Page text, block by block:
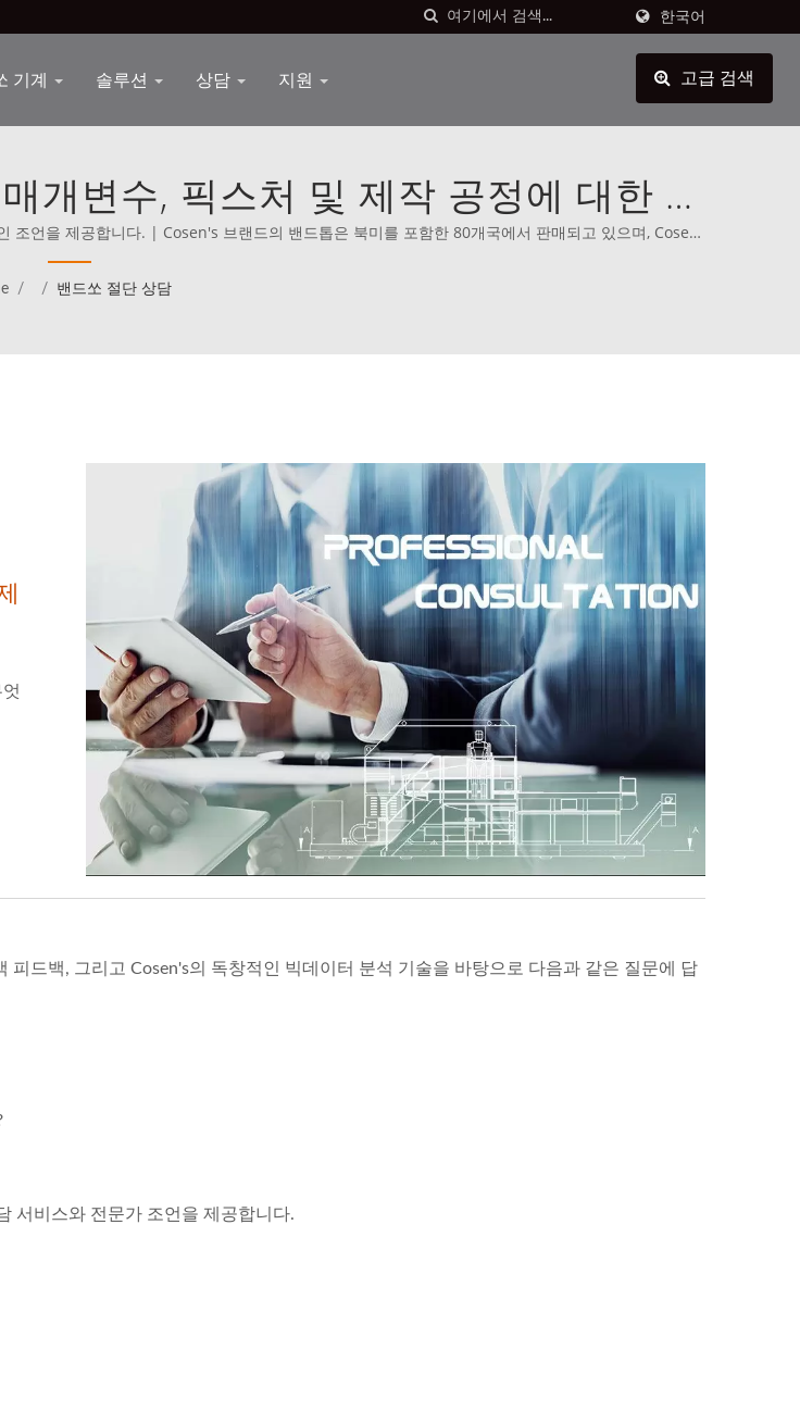
한국어
기계 솔루션 상담 지원 고급 검색
개변수, 픽스처 및 제작 공정에 대한 전
적인 제조를 위한 고정밀 자동화 장비
조언을 제공합니다. | Cosen's 브랜드의 밴드톱은 북미를 포함한 80개국에서 판매되고 있으며, Cosen
들과 직접 경쟁하는 것을 사명으로 삼고 있습니다.
/ / 밴드쏘 절단 상담
드백, 그리고 Cosen's의 독창적인 빅데이터 분석 기술을 바탕으로 다음과 같은 질문에 답
서비스와 전문가 조언을 제공합니다.